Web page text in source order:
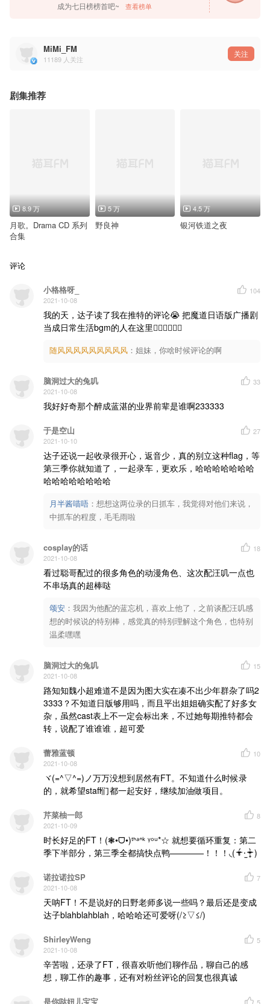
成为七日榜榜首吧~ 查看榜单
MiMi_FM
11189 人关注
关注
剧集推荐
8.9 万
月歌。Drama CD 系列
合集
5 万
野良神
4.5 万
银河铁道之夜
评论
小格格呀_
2021-10-08
104
我的天，达子读了我在推特的评论😭 把魔道日语版广播剧
当成日常生活bgm的人在这里🙋🏻‍♀️🙋🏻‍♀️
随风风风风风风风风风 ： 姐妹，你啥时候评论的啊
脑洞过大的兔叽
2021-10-08
33
我好好奇那个醉成蓝湛的业界前辈是谁啊233333
于是空山
2021-10-10
27
达子还说一起收录很开心，返音少，真的别立这种flag，等
第三季你就知道了，一起录车，更欢乐，哈哈哈哈哈哈哈
哈哈哈哈哈哈哈哈
月半酱喵唔 ： 想想这两位录的日抓车，我觉得对他们来说，
中抓车的程度，毛毛雨啦
cosplay的话
2021-10-08
18
看过聪哥配过的很多角色的动漫角色、这次配汪叽一点也
不串场真的超棒哒
颂安 ： 我因为他配的蓝忘机，喜欢上他了，之前谈配汪叽感
想的时候说的特别棒，感觉真的特别理解这个角色，也特别
温柔嘿嘿
脑洞过大的兔叽
2021-10-08
15
路知知魏小超难道不是因为图大实在凑不出少年群杂了吗2
3333？不知道日版够用吗，而且平出姐姐确实配了好多女
杂，虽然cast表上不一定会标出来，不过她每期推特都会
转，说配了谁谁谁，超可爱
蕾雅蓝顿
2021-10-08
10
ヾ(=^▽^=)ノ万万没想到居然有FT。不知道什么时候录
的，就希望staff们都一起安好，继续加油做项目。
芹菜柚一郎
2021-10-09
8
时长好足的FT！(❃•ᗜ•)ᵗᑋᵃᐢᵏ ᵞᵒᵘ*☆ 就想要循环重复：第二
季下半部分，第三季全都搞快点鸭————！！！◟( ᵒ̴̶̷̥́ ·̫ ᵒ̴̶̷̣̥̀ )
诺拉诺拉SP
2021-10-08
7
天呐FT！不是说好的日野老师多说一些吗？最后还是变成
达子blahblahblah，哈哈哈还可爱呀(/≥▽≤/)
ShirleyWeng
2021-10-08
5
辛苦啦，还录了FT，很喜欢听他们聊作品，聊自己的感
想，聊工作的趣事，还有对粉丝评论的回复也很真诚
是你哒妞儿宝宝 5